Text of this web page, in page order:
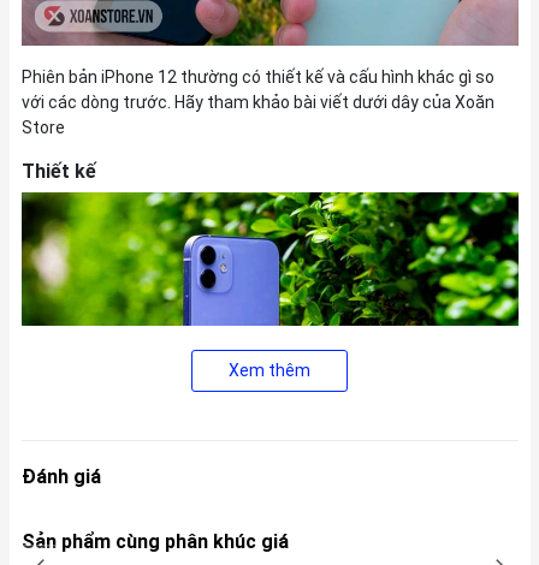
Phiên bản iPhone 12 thường có thiết kế và cấu hình khác gì so
với các dòng trước. Hãy tham khảo bài viết dưới dây của Xoăn
Store
Thiết kế
kế này trước đó đã xuất hiện ở thế hệ iPhone 5. Hơn nữa là máy
còn được trang bị khung viền thép cực xịn. Ngoài ra mặt lưng
Xem thêm
Đánh giá
Sản phẩm cùng phân khúc giá